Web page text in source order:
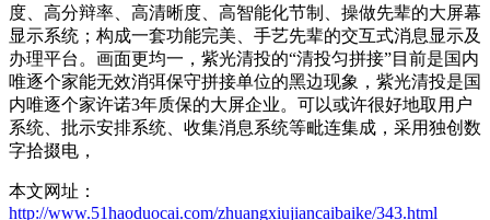
度、高分辩率、高清晰度、高智能化节制、操做先辈的大屏幕
显示系统；构成一套功能完美、手艺先辈的交互式消息显示及
办理平台。画面更均一，紫光清投的“清投匀拼接”目前是国内
唯逐个家能无效消弭保守拼接单位的黑边现象，紫光清投是国
内唯逐个家许诺3年质保的大屏企业。可以或许很好地取用户
系统、批示安排系统、收集消息系统等毗连集成，采用独创数
字拾掇电，
本文网址：
http://www.51haoduocai.com/zhuangxiujiancaibaike/343.html